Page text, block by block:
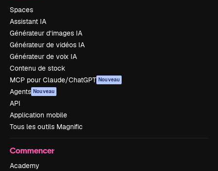
Spaces
Assistant IA
Générateur d’images IA
Générateur de vidéos IA
Générateur de voix IA
Contenu de stock
MCP pour Claude/ChatGPT Nouveau
Agents Nouveau
API
Application mobile
Tous les outils Magnific
Commencer
Academy